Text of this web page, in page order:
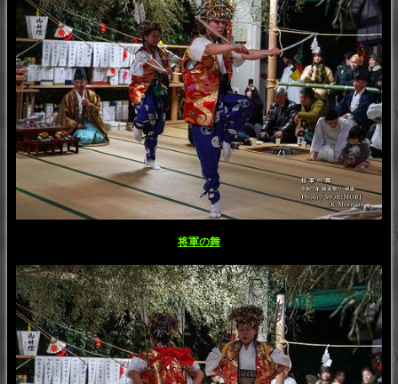
将軍の舞